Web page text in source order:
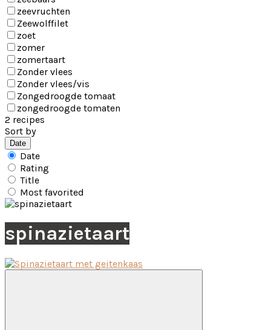
zeevruchten
Zeewolffilet
zoet
zomer
zomertaart
Zonder vlees
Zonder vlees/vis
Zongedroogde tomaat
zongedroogde tomaten
2 recipes
Sort by
Date
Date
Rating
Title
Most favorited
spinazietaart